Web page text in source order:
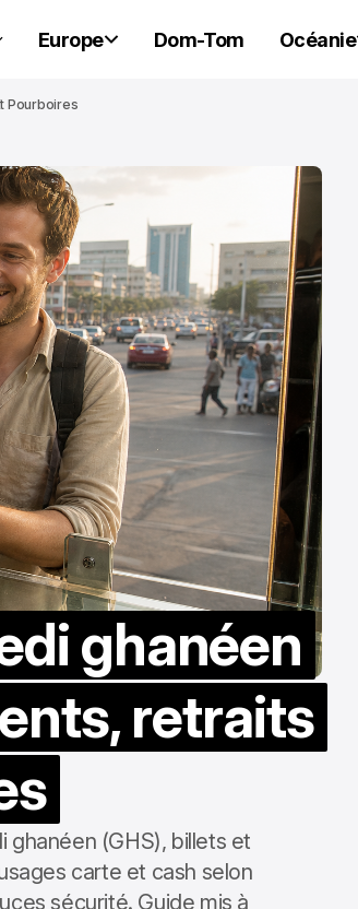
Europe Dom-Tom Océanie
Pourboires
ghanéen
retraits
ghanéen (GHS), billets et
carte et cash selon
sécurité. Guide mis à